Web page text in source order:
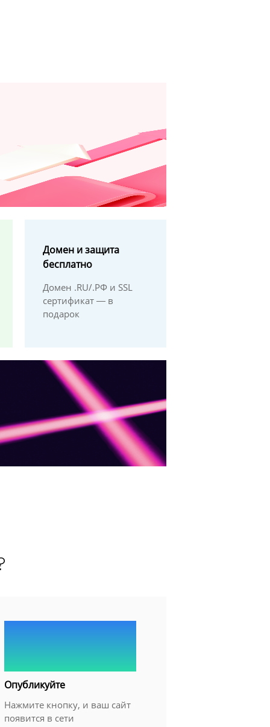
Домен и защита
бесплатно
Домен .RU/.РФ и SSL
сертификат ― в
подарок
3.
Опубликуйте
Нажмите кнопку, и ваш сайт
появится в сети